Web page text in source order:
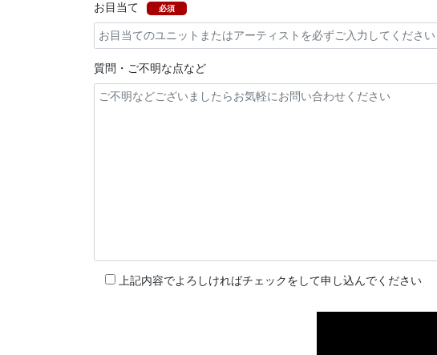
お目当て 必須
質問・ご不明な点など
上記内容でよろしければチェックをして申し込んでください